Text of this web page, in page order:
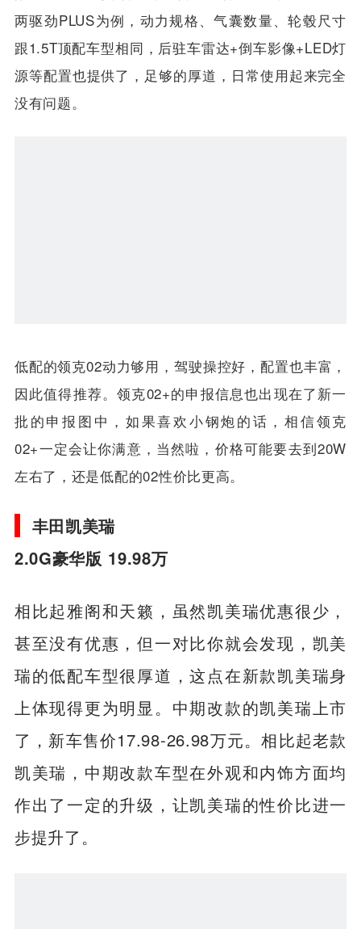
两驱劲PLUS为例，动力规格、气囊数量、轮毂尺寸
跟1.5T顶配车型相同，后驻车雷达+倒车影像+LED灯
源等配置也提供了，足够的厚道，日常使用起来完全
没有问题。
低配的领克02动力够用，驾驶操控好，配置也丰富，
因此值得推荐。领克02+的申报信息也出现在了新一
批的申报图中，如果喜欢小钢炮的话，相信
02+
左右了，还是低配的02性价比更高。
2.0G豪华版 19.98万
相比起雅阁和天籁，虽然凯美瑞优惠很少，
甚至没有优惠，但一对比你就会发现，凯美
瑞的低配车型很厚道，这点在新款凯美瑞身
上体现得更为明显。中期改款的凯美瑞上市
了，新车售价17.98-26.98万元。相比起老款
凯美瑞，中期改款车型在外观和内饰方面均